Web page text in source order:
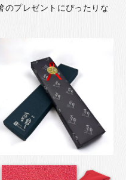
のプレゼントにぴったりな